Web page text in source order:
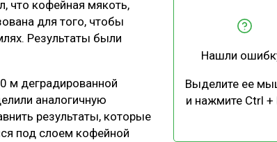
РЫНОК
ОТРАСЛЕВАЯ ДИСКУССИЯ
что кофейная мякоть,
для того, чтобы
Результаты были
м деградированной
аналогичную
результаты, которые
под слоем кофейной
Нашли
Выделите ее
и нажмите Ctrl +